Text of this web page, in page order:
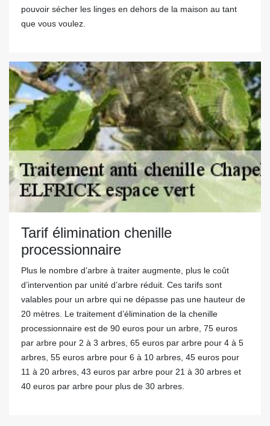
pouvoir sécher les linges en dehors de la maison au tant
que vous voulez.
Tarif élimination chenille
processionnaire
Plus le nombre d’arbre à traiter augmente, plus le coût
d’intervention par unité d’arbre réduit. Ces tarifs sont
valables pour un arbre qui ne dépasse pas une hauteur de
20 mètres. Le traitement d’élimination de la chenille
processionnaire est de 90 euros pour un arbre, 75 euros
par arbre pour 2 à 3 arbres, 65 euros par arbre pour 4 à 5
arbres, 55 euros arbre pour 6 à 10 arbres, 45 euros pour
11 à 20 arbres, 43 euros par arbre pour 21 à 30 arbres et
40 euros par arbre pour plus de 30 arbres.